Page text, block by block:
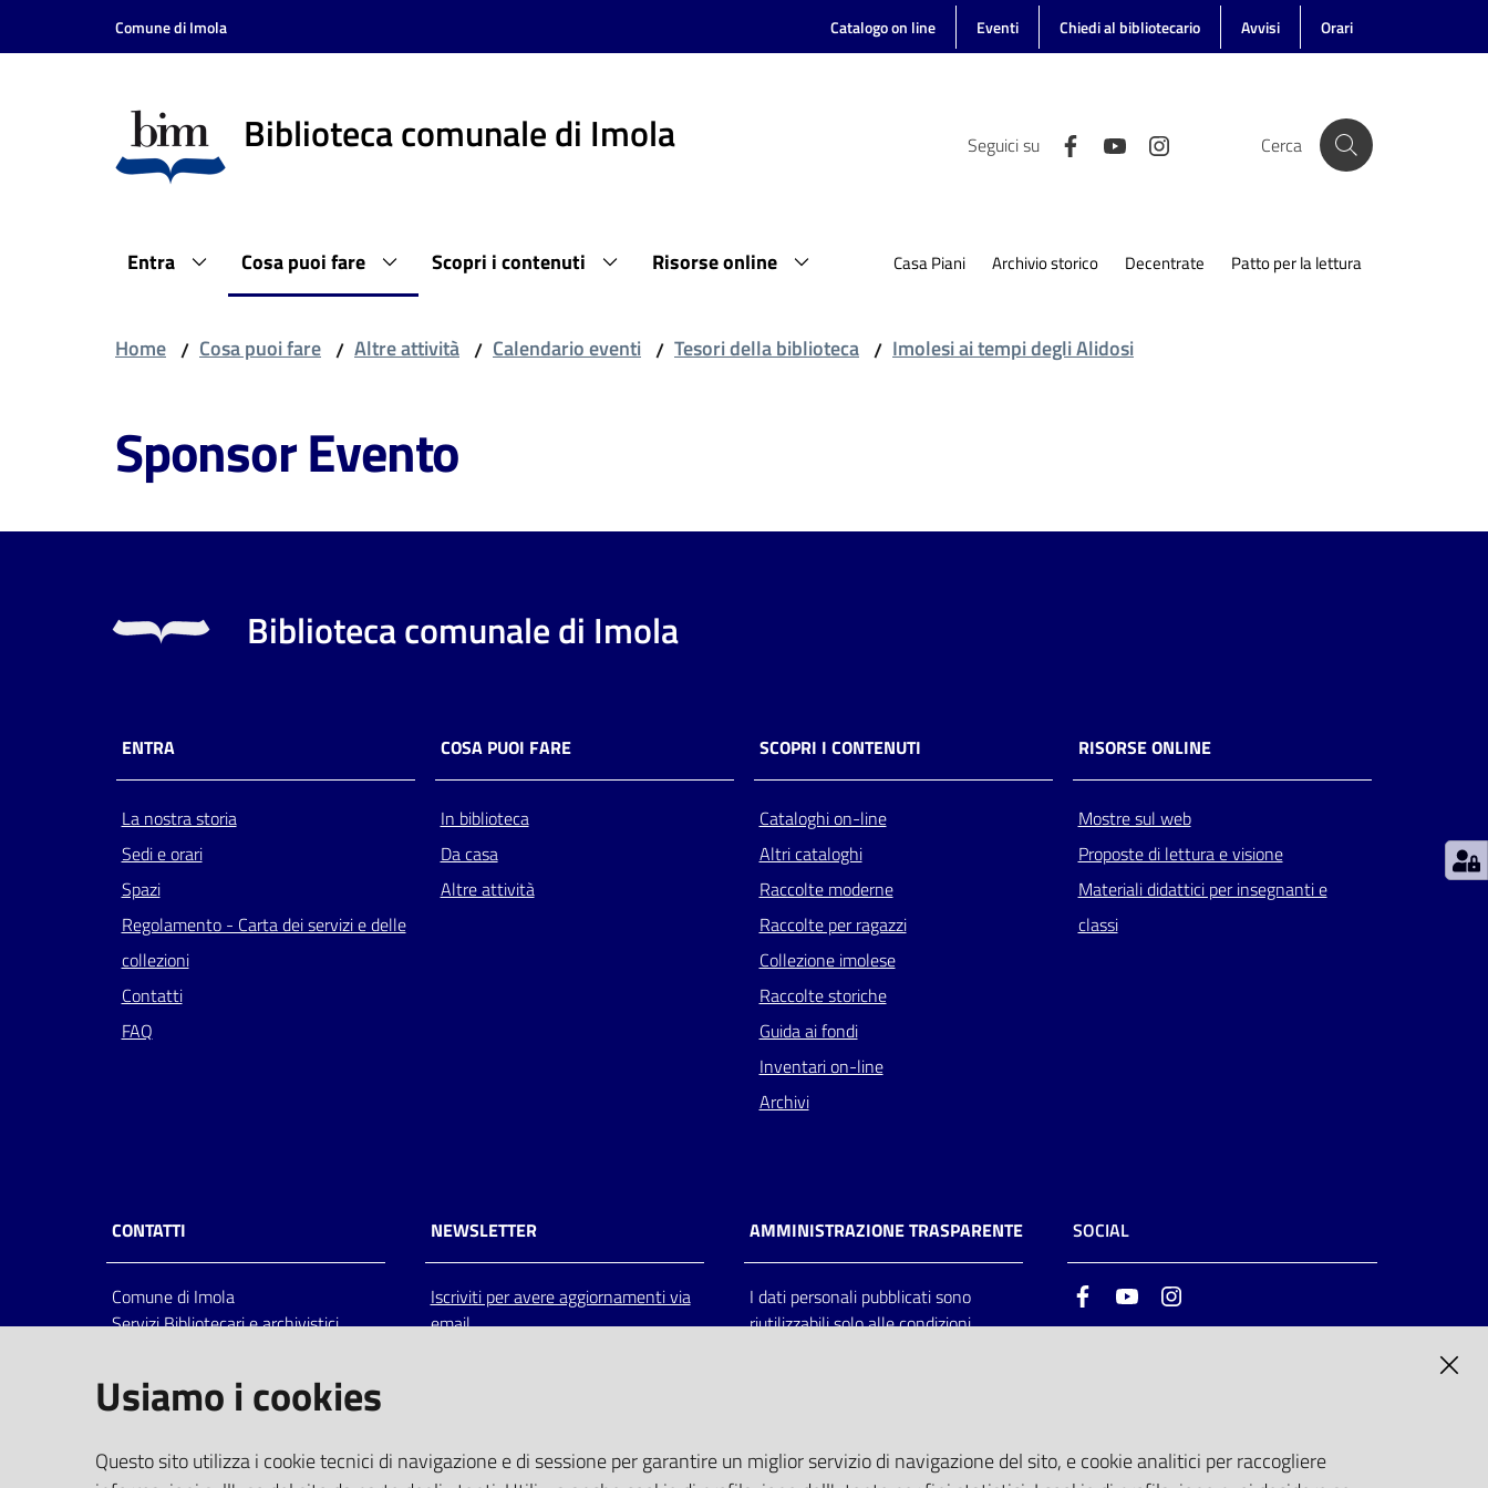
Vai al contenuto
Vai alla navigazione
Comune di Imola Catalogo on line Eventi Chiedi al bibliotecario Avvisi Orari
Biblioteca comunale di Imola Seguici su Cerca
Entra Cosa puoi fare Scopri i contenuti Risorse online Casa Piani Archivio storico Decentrate Patto per la lettura
Home / Cosa puoi fare / Altre attività / Calendario eventi / Tesori della biblioteca / Imolesi ai tempi degli Alidosi
Sponsor Evento
Biblioteca comunale di Imola
ENTRA
La nostra storia
Sedi e orari
Spazi
Regolamento - Carta dei servizi e delle
collezioni
Contatti
FAQ
COSA PUOI FARE
In biblioteca
Da casa
Altre attività
SCOPRI I CONTENUTI
Cataloghi on-line
Altri cataloghi
Raccolte moderne
Raccolte per ragazzi
Collezione imolese
Raccolte storiche
Guida ai fondi
Inventari on-line
Archivi
RISORSE ONLINE
Mostre sul web
Proposte di lettura e visione
Materiali didattici per insegnanti e
classi
CONTATTI
Comune di Imola
Servizi Bibliotecari e archivistici
Italia
centralino: tel 0542.6026.36 fax
bim@comune.imola.bo.it
PEC
NEWSLETTER
Iscriviti per avere aggiornamenti via
email
AMMINISTRAZIONE TRASPARENTE
I dati personali pubblicati sono
riutilizzabili solo alle condizioni
SOCIAL
FacebookYoutube
Usiamo i cookies
Questo sito utilizza i cookie tecnici di navigazione e di sessione per garantire un miglior servizio di navigazione del sito, e cookie analitici per raccogliere